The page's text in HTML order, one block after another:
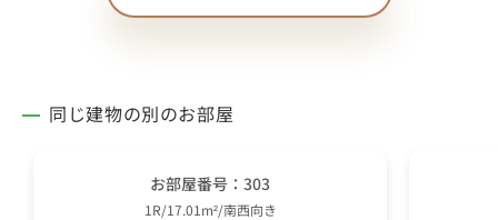
同じ建物の別のお部屋
お部屋番号：303
1R/17.01m²/南西向き